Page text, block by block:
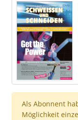
Als Abonnent
Möglichkeit